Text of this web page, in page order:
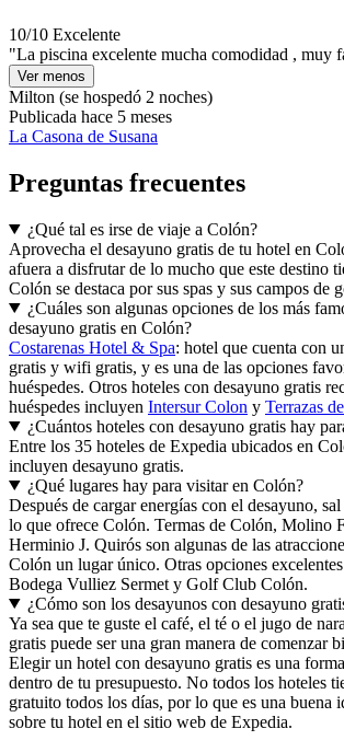
10/10 Excelente
"La piscina excelente mucha comodidad , muy
Ver menos
Milton (se hospedó 2 noches)
Publicada hace 5 meses
La Casona de Susana
Preguntas frecuentes
¿Qué tal es irse de viaje a Colón?
Aprovecha el desayuno gratis de tu hotel en
afuera a disfrutar de lo mucho que este destino
Colón se destaca por sus spas y sus campos de
¿Cuáles son algunas opciones de los más
desayuno gratis en Colón?
Costarenas Hotel & Spa: hotel que cuenta con
gratis y wifi gratis, y es una de las opciones
huéspedes. Otros hoteles con desayuno gratis
huéspedes incluyen Intersur Colon y Terrazas
¿Cuántos hoteles con desayuno gratis hay
Entre los 35 hoteles de Expedia ubicados en
incluyen desayuno gratis.
¿Qué lugares hay para visitar en Colón?
Después de cargar energías con el desayuno,
lo que ofrece Colón. Termas de Colón, Molino
Herminio J. Quirós son algunas de las
Colón un lugar único. Otras opciones
Bodega Vulliez Sermet y Golf Club Colón.
¿Cómo son los desayunos con desayuno
Ya sea que te guste el café, el té o el jugo de
gratis puede ser una gran manera de comenzar
Elegir un hotel con desayuno gratis es una
dentro de tu presupuesto. No todos los hoteles
gratuito todos los días, por lo que es una buena
sobre tu hotel en el sitio web de Expedia.